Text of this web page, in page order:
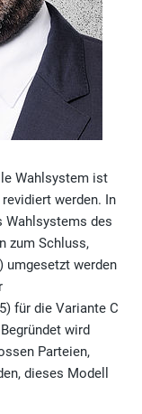
Wahlsystem ist
werden. In
Wahlsystems des
zum Schluss,
umgesetzt werden
für die Variante C
wird
Parteien,
dieses Modell